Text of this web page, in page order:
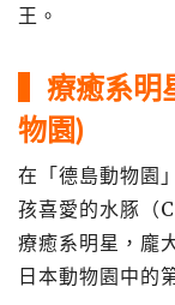
王。
▍療癒系明
物園)
在「德島動物園
孩喜愛的水豚（
療癒系明星，龐
日本動物園中的